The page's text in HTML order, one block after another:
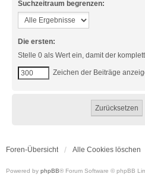
Suchzeitraum begrenzen:
Die ersten:
Stelle 0 als Wert ein, damit der
Zeichen der Beiträge
Foren-Übersicht Alle Cookies löschen
Powered by phpBB® Forum Software © phpBB